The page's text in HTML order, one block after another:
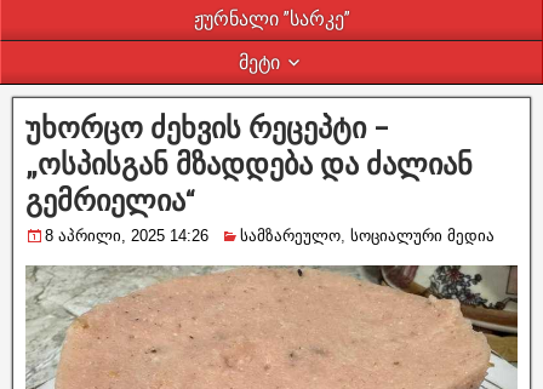
ჟურნალი ”სარკე”
მეტი
უხორცო ძეხვის რეცეპტი –
„ოსპისგან მზადდება და ძალიან
გემრიელია“
8 აპრილი, 2025 14:26 სამზარეულო, სოციალური მედია